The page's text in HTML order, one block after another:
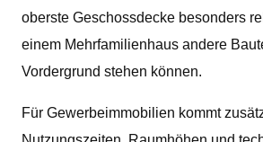
oberste Geschossdecke besonders
einem Mehrfamilienhaus andere
Vordergrund stehen können.
Für Gewerbeimmobilien kommt